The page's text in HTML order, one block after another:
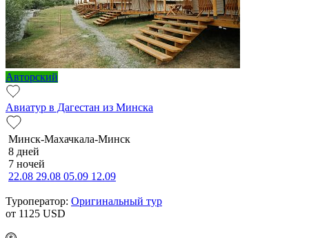
Авторский
Авиатур в Дагестан из Минска
Минск-Махачкала-Минск
8 дней
7 ночей
22.08 29.08 05.09 12.09
Туроператор: Оригинальный тур
от 1125 USD